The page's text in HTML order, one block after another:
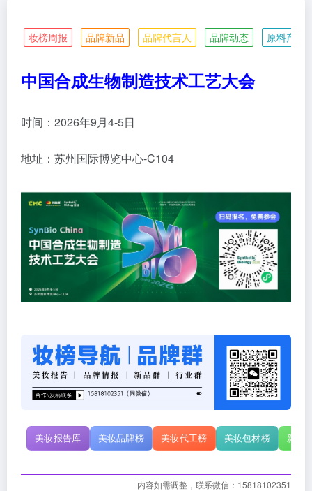
妆榜周报 品牌新品 品牌代言人 品牌动态 原料产业
中国合成生物制造技术工艺大会
时间：2026年9月4-5日
地址：苏州国际博览中心-C104
美妆报告库 美妆品牌榜 美妆代工榜 美妆包材榜 新原
内容如需调整，联系微信：15818102351